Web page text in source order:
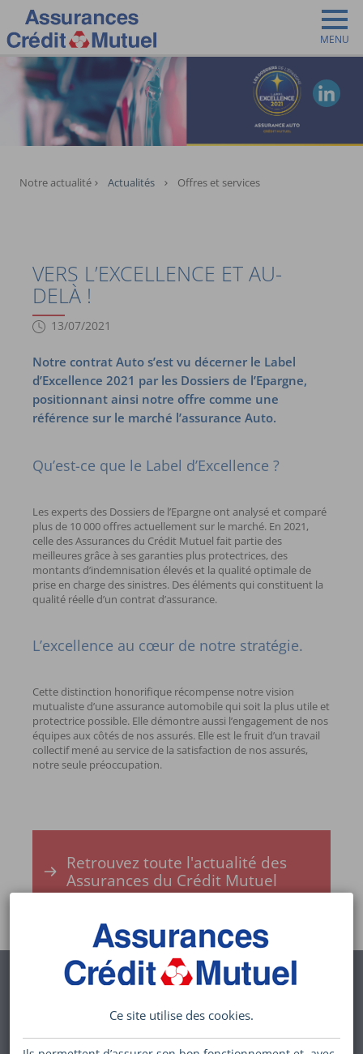
MENU
Vous êtes ici:
Notre actualité Actualités Offres et services
VERS L’EXCELLENCE ET AU-
DELÀ !
13/07/2021
Notre contrat Auto s’est vu décerner le Label
d’Excellence 2021 par les Dossiers de l’Epargne,
positionnant ainsi notre offre comme une
référence sur le marché l’assurance Auto.
Qu’est-ce que le Label d’Excellence ?
Les experts des Dossiers de l’Epargne ont analysé et comparé
plus de 10 000 offres actuellement sur le marché. En 2021,
celle des Assurances du Crédit Mutuel fait partie des
meilleures grâce à ses garanties plus protectrices, des
montants d’indemnisation élevés et la qualité optimale de
prise en charge des sinistres. Des éléments qui constituent la
qualité réelle d’un contrat d’assurance.
L’excellence au cœur de notre stratégie.
Cette distinction honorifique récompense notre vision
mutualiste d’une assurance automobile qui soit la plus utile et
protectrice possible. Elle démontre aussi l’engagement de nos
équipes aux côtés de nos assurés. Elle est le fruit d’un travail
collectif mené au service de la satisfaction de nos assurés,
notre seule préoccupation.
Retrouvez toute l'actualité des
Assurances du Crédit Mutuel
INFORMATIONS
RÉGLEMENTAIRES SUR NOS
Ce site utilise descookies.